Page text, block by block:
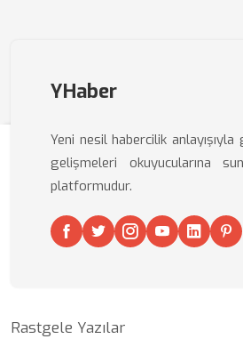
YHaber
Yeni nesil habercilik
gelişmeleri okuyucularına
platformudur.
Rastgele Yazılar